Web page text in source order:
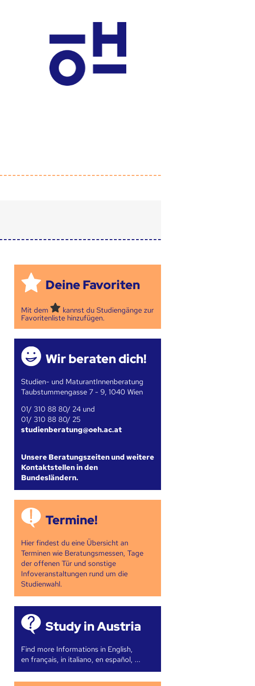
Deine Favoriten
Mit dem
kannst du Studiengänge zur
Favoritenliste hinzufügen.
Wir beraten dich!
Studien- und MaturantInnenberatung
Taubstummengasse 7 - 9, 1040 Wien
01/ 310 88 80/ 24 und
01/ 310 88 80/ 25
studienberatung@oeh.ac.at
Unsere Beratungszeiten und weitere
Kontaktstellen in den
Bundesländern.
Termine!
Hier findest du eine Übersicht an
Terminen wie Beratungsmessen, Tage
der offenen Tür und sonstige
Infoveranstaltungen rund um die
Studienwahl.
Study in Austria
Find more Informations in English,
en français, in italiano, en español, ...